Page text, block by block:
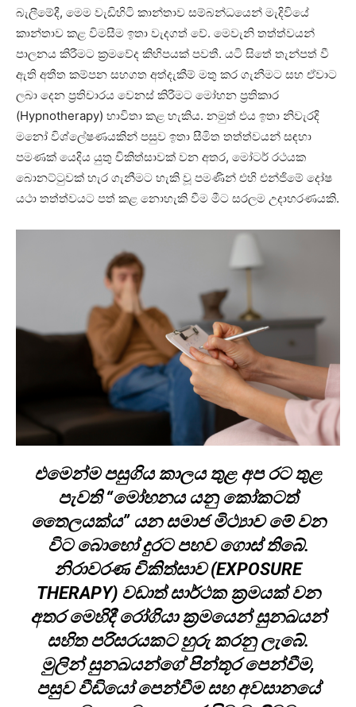
බැලීමේදී, මෙම වැඩිහිටි කාන්තාව සම්බන්ධයෙන් මැදිවියේ
කාන්තාව කළ විමසීම ඉතා වැදගත් වේ. මෙවැනි තත්ත්වයන්
පාලනය කිරීමට ක්‍රමවේද කිහිපයක් පවතී. යටි සිතේ තැන්පත් වී
ඇති අතීත කම්පන සහගත අත්දැකීම් මතු කර ගැනීමට සහ ඒවාට
ලබා දෙන ප්‍රතිචාරය වෙනස් කිරීමට මෝහන ප්‍රතිකාර
(Hypnotherapy) භාවිතා කළ හැකිය. නමුත් එය ඉතා නිවැරදි
මනෝ විශ්ලේෂණයකින් පසුව ඉතා සීමිත තත්ත්වයන් සඳහා
පමණක් යෙදිය යුතු චිකිත්සාවක් වන අතර, මෝටර් රථයක
බොනට්ටුවක් හැර ගැනීමට හැකි වූ පමණින් එහි එන්ජිමේ දෝෂ
යථා තත්ත්වයට පත් කළ නොහැකි වීම මීට සරලම උදාහරණයකි.
එමෙන්ම පසුගිය කාලය තුළ අප රට තුළ
පැවති “මෝහනය යනු කෝකටත්
තෛලයක්ය” යන සමාජ මිථ්‍යාව මේ වන
විට බොහෝ දුරට පහව ගොස් තිබේ.
නිරාවරණ චිකිත්සාව (EXPOSURE
THERAPY) වඩාත් සාර්ථක ක්‍රමයක් වන
අතර මෙහිදී රෝගියා ක්‍රමයෙන් සුනඛයන්
සහිත පරිසරයකට හුරු කරනු ලැබේ.
මුලින් සුනඛයන්ගේ පින්තූර පෙන්වීම,
පසුව වීඩියෝ පෙන්වීම සහ අවසානයේ